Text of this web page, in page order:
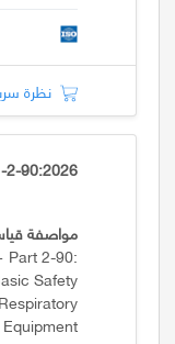
نظرة
2-90:2026
مواصفة
Part 2-90:
Safety